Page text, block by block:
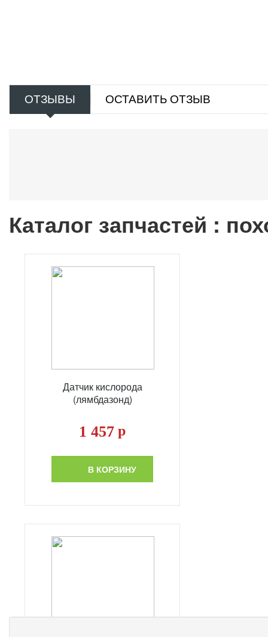
ОТЗЫВЫ ОСТАВИТЬ ОТЗЫВ
Каталог запчастей :
Датчик кислорода
(лямбдазонд)
1 457 р
В КОРЗИНУ